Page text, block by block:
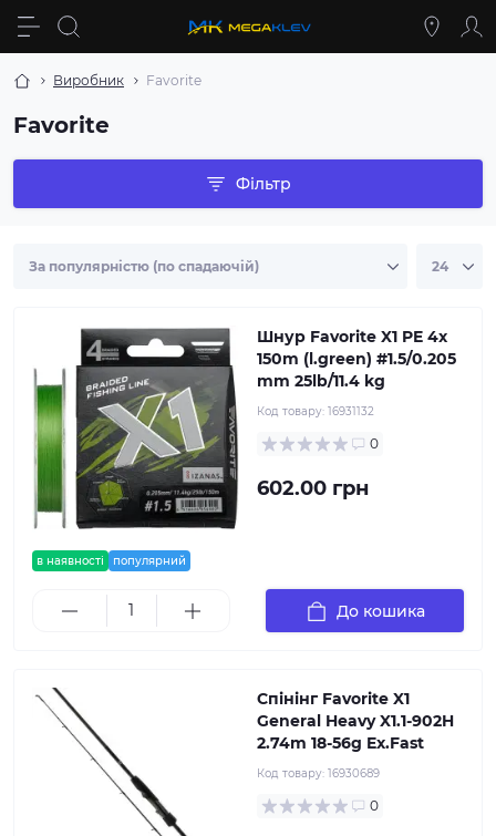
Виробник Favorite
Favorite
Фільтр
в наявності популярний
Шнур Favorite X1 PE 4x
150m (l.green) #1.5/0.205
mm 25lb/11.4 kg
Код товару: 16931132
0
602.00 грн
До кошика
Спінінг Favorite X1
General Heavy X1.1-902H
2.74m 18-56g Ex.Fast
Код товару: 16930689
0